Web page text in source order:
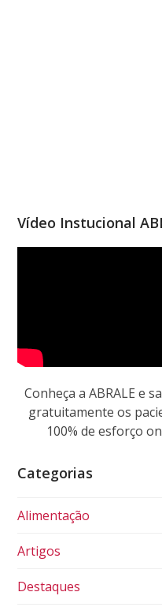
Vídeo Instucional
Conheça a ABRALE e
gratuitamente os
100% de esforço
Categorias
Alimentação
Artigos
Destaques